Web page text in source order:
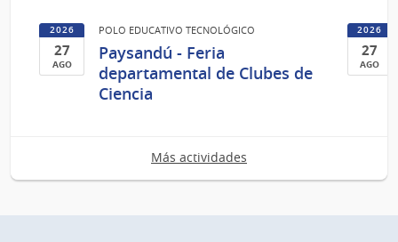
del
2026
2026
27
AGO
POLO EDUCATIVO TECNOLÓGICO
Paysandú - Feria
departamental de Clubes de
Ciencia
2026
27
AGO
Más actividades